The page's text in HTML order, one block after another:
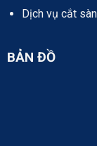
Dịch vụ cắt
BẢN ĐỒ